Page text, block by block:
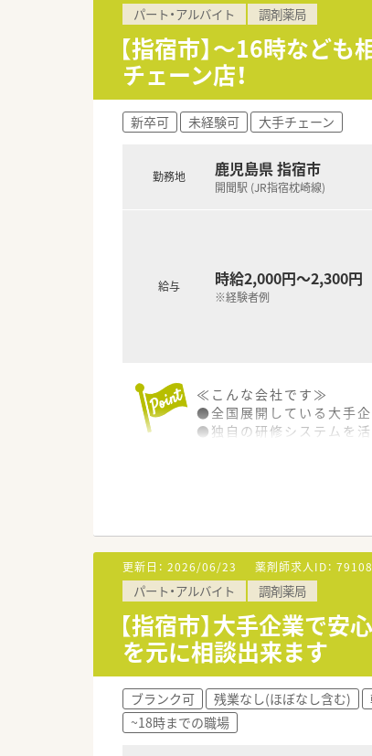
パート・アルバイト 調剤薬局
【指宿市】～16時など
チェーン店！
新卒可 未経験可 大手チェーン
勤務地 鹿児島県 指宿市
開聞駅 (JR指宿枕崎線)
給与 時給2,000円～2,300円
※経験者例
≪こんな会社です≫
●全国展開している大手企
●独自の研修システムを活
●週20時間以上の勤務で
●サポート体制が整って
●全国に店舗があります
更新日： 2026/06/23 薬剤師求人ID： 79108
パート・アルバイト 調剤薬局
【指宿市】大手企業で
を元に相談出来ます
ブランク可 残業なし(ほぼなし含む)
~18時までの職場